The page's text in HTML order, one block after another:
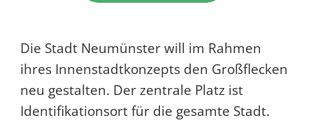
Die Stadt Neumünster will im Rahmen
ihres Innenstadtkonzepts den Großflecken
neu gestalten. Der zentrale Platz ist
Identifikationsort für die gesamte Stadt.